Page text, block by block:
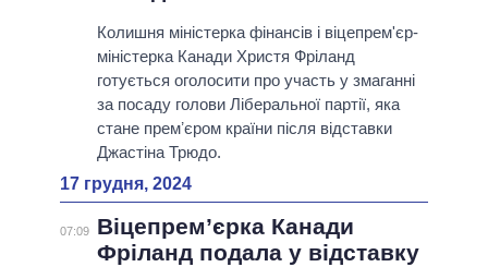
Колишня міністерка фінансів і віцепрем'єр-
міністерка Канади Христя Фріланд
готується оголосити про участь у змаганні
за посаду голови Ліберальної партії, яка
стане премʼєром країни після відставки
Джастіна Трюдо.
17 грудня, 2024
07:09
Віцепрем’єрка Канади
Фріланд подала у відставку